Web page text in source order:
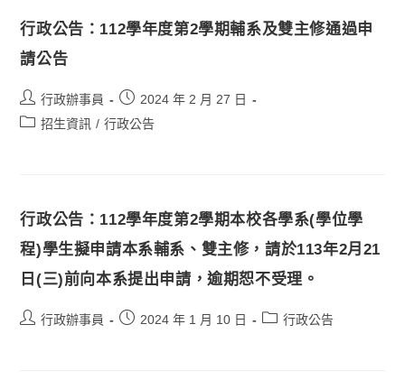
行政公告：112學年度第2學期輔系及雙主修通過申
請公告
行政辦事員
2024 年 2 月 27 日
招生資訊 / 行政公告
行政公告：112學年度第2學期本校各學系(學位學
程)學生擬申請本系輔系、雙主修，請於113年2月21
日(三)前向本系提出申請，逾期恕不受理。
行政辦事員 2024 年 1 月 10 日 行政公告